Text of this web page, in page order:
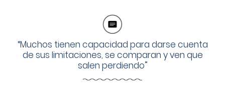
“Muchos tienen capacidad para darse cuenta
de sus limitaciones, se comparan y ven que
salen perdiendo”